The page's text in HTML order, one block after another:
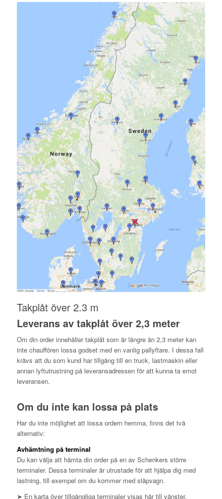
Takplåt över 2.3 m
Leverans av takplåt över 2,3 meter
Om din order innehåller takplåt som är längre än 2,3 meter kan
inte chauffören lossa godset med en vanlig pallyftare. I dessa fall
krävs att du som kund har tillgång till en truck, lastmaskin eller
annan lyftutrustning på leveransadressen för att kunna ta emot
leveransen.
Om du inte kan lossa på plats
Har du inte möjlighet att lossa ordern hemma, finns det två
alternativ:
Avhämtning på terminal
Du kan välja att hämta din order på en av Schenkers större
terminaler. Dessa terminaler är utrustade för att hjälpa dig med
lastning, till exempel om du kommer med släpvagn.
➤ En karta över tillgängliga terminaler visas här till vänster.